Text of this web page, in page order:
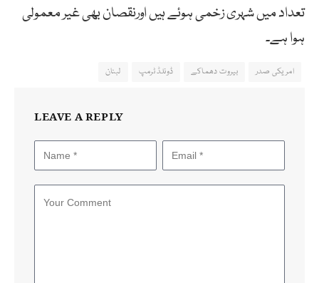
تعداد میں شہری زخمی ہوئے ہیں اورنقصان بھی غیر معمولی
ہوا ہے۔
امریکی صدر بیروت دھماکے ڈونلڈ ٹرمپ لبنان
LEAVE A REPLY